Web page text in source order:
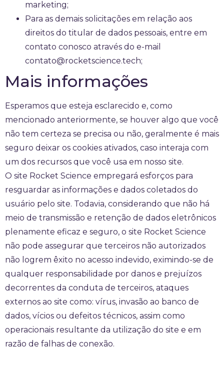
marketing;
Para as demais solicitações em relação aos
direitos do titular de dados pessoais, entre em
contato conosco através do e-mail
contato@rocketscience.tech;
Mais informações
Esperamos que esteja esclarecido e, como
mencionado anteriormente, se houver algo que você
não tem certeza se precisa ou não, geralmente é mais
seguro deixar os cookies ativados, caso interaja com
um dos recursos que você usa em nosso site.
O site Rocket Science empregará esforços para
resguardar as informações e dados coletados do
usuário pelo site. Todavia, considerando que não há
meio de transmissão e retenção de dados eletrônicos
plenamente eficaz e seguro, o site Rocket Science
não pode assegurar que terceiros não autorizados
não logrem êxito no acesso indevido, eximindo-se de
qualquer responsabilidade por danos e prejuízos
decorrentes da conduta de terceiros, ataques
externos ao site como: vírus, invasão ao banco de
dados, vícios ou defeitos técnicos, assim como
operacionais resultante da utilização do site e em
razão de falhas de conexão.